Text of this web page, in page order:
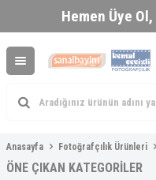
Hemen Üye Ol,
Anasayfa Fotoğrafçılık Ürünleri
ÖNE ÇIKAN KATEGORİLER